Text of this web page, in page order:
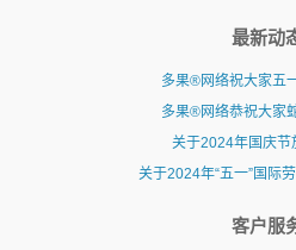
最新动
多果®网络祝大家五
多果®网络恭祝大家
关于2024年国庆节
关于2024年“五一”国际
客户服